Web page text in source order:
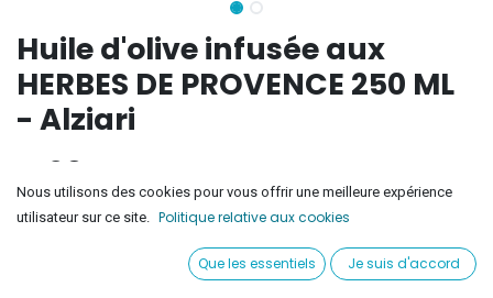
Huile d'olive infusée aux
HERBES DE PROVENCE 250 ML
- Alziari
11,20
Nous utilisons des cookies pour vous offrir une meilleure expérience
utilisateur sur ce site.
Politique relative aux cookies
Que les essentiels Je suis d'accord